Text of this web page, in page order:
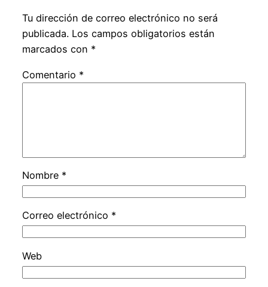
Tu dirección de correo electrónico no será
publicada. Los campos obligatorios están
marcados con *
Comentario *
Nombre *
Correo electrónico *
Web